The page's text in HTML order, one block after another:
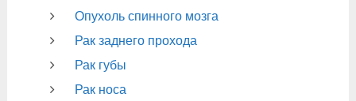
Опухоль спинного мозга
Рак заднего прохода
Рак губы
Рак носа